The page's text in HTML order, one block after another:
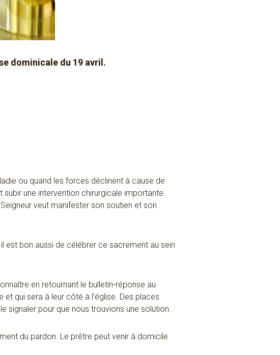
dominicale du 19 avril.
ou quand les forces déclinent à cause de
subir une intervention chirurgicale importante.
veut manifester son soutien et son
est bon aussi de célébrer ce sacrement au sein
en retournant le bulletin-réponse au
qui sera à leur côté à l’église. Des places
signaler pour que nous trouvions une solution.
du pardon. Le prêtre peut venir à domicile